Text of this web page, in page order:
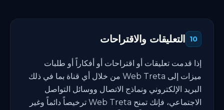
10 التعليقات والاقتراحات
إذا قدمت تعليقات أو اقتراحات أو أفكاراً أو طلبات
ميزات إلى Web Treta من خلال أي قناة بما في ذلك
البريد الإلكتروني ونماذج الاتصال ووسائل التواصل
الاجتماعي، فإنك تمنح Web Treta ترخيصاً دائماً وغير